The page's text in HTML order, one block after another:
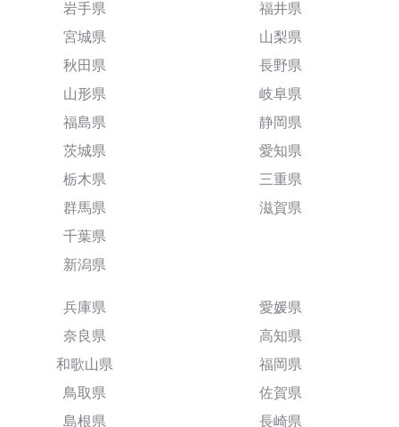
岩手県
宮城県
秋田県
山形県
福島県
茨城県
栃木県
群馬県
千葉県
新潟県
福井県
山梨県
長野県
岐阜県
静岡県
愛知県
三重県
滋賀県
兵庫県
奈良県
和歌山県
鳥取県
島根県
愛媛県
高知県
福岡県
佐賀県
長崎県